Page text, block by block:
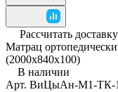
Рассчитать доставку
Матрац
(2000x840x100)
В наличии
Арт. ВиЦыАн-М1-ТК-